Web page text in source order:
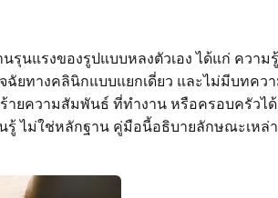
นแรงของรูปแบบหลงตัวเอง ได้แก่ ควา
ทางคลินิกแบบแยกเดี่ยว และไม่มีบทคว
ยความสัมพันธ์ ที่ทำงาน หรือครอบครัวไ
ไม่ใช่หลักฐาน คู่มือนี้อธิบายลักษณะเหล่